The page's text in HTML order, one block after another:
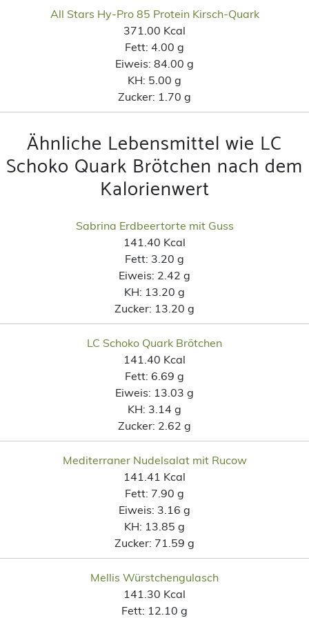
All Stars Hy-Pro 85 Protein Kirsch-Quark
371.00 Kcal
Fett: 4.00 g
Eiweis: 84.00 g
KH: 5.00 g
Zucker: 1.70 g
Ähnliche Lebensmittel wie LC
Schoko Quark Brötchen nach dem
Kalorienwert
Sabrina Erdbeertorte mit Guss
141.40 Kcal
Fett: 3.20 g
Eiweis: 2.42 g
KH: 13.20 g
Zucker: 13.20 g
LC Schoko Quark Brötchen
141.40 Kcal
Fett: 6.69 g
Eiweis: 13.03 g
KH: 3.14 g
Zucker: 2.62 g
Mediterraner Nudelsalat mit Rucow
141.41 Kcal
Fett: 7.90 g
Eiweis: 3.16 g
KH: 13.85 g
Zucker: 71.59 g
Mellis Würstchengulasch
141.30 Kcal
Fett: 12.10 g